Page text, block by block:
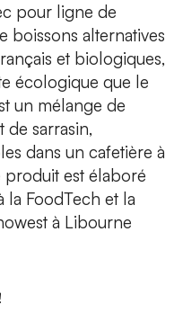
pour ligne de
boissons alternatives
et biologiques,
écologique que le
un mélange de
de sarrasin,
dans un cafetière à
produit est élaboré
la FoodTech et la
à Libourne